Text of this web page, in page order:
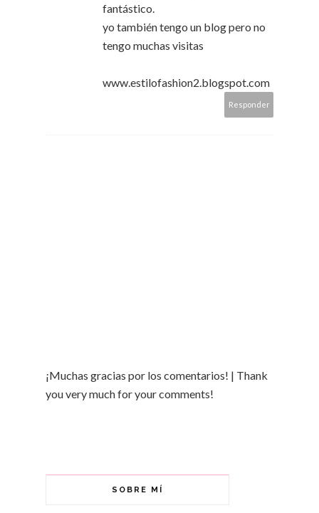
fantástico.
yo también tengo un blog pero no
tengo muchas visitas
www.estilofashion2.blogspot.com
Responder
¡Muchas gracias por los comentarios! | Thank
you very much for your comments!
SOBRE MÍ